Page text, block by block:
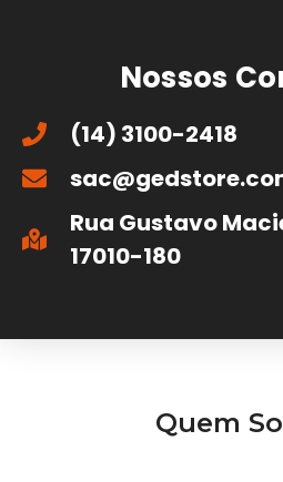
Nossos
(14) 3100-2418
Rua Gustavo
17010-180
Quem